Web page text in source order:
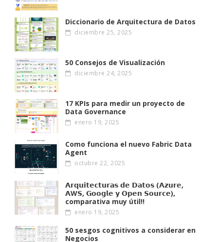
Diccionario de Arquitectura de Datos
diciembre 25, 2025
50 Consejos de Visualización
diciembre 24, 2025
17 KPIs para medir un proyecto de
Data Governance
enero 19, 2025
Como funciona el nuevo Fabric Data
Agent
octubre 22, 2025
𝗔𝗿𝗾𝘂𝗶𝘁𝗲𝗰𝘁𝘂𝗿𝗮𝘀 𝗱𝗲 𝗗𝗮𝘁𝗼𝘀 (𝗔𝘇𝘂𝗿𝗲,
𝗔W𝗦, 𝗚𝗼𝗼𝗴𝗹𝗲 𝘆 𝗢𝗽𝗲𝗻 𝗦𝗼𝘂𝗿𝗰𝗲),
comparativa muy útil!!
enero 19, 2025
50 sesgos cognitivos a considerar en
Negocios